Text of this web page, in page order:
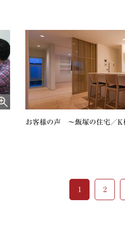
お客様の声 ～飯塚の住宅／K
1 2